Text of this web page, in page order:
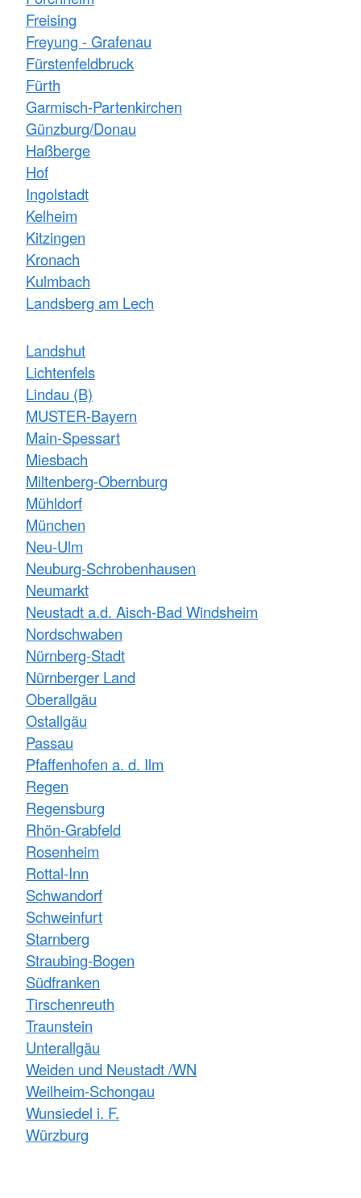
Freising
Freyung - Grafenau
Fürstenfeldbruck
Fürth
Garmisch-Partenkirchen
Günzburg/Donau
Haßberge
Hof
Ingolstadt
Kelheim
Kitzingen
Kronach
Kulmbach
Landsberg am Lech
Landshut
Lichtenfels
Lindau (B)
MUSTER-Bayern
Main-Spessart
Miesbach
Miltenberg-Obernburg
Mühldorf
München
Neu-Ulm
Neuburg-Schrobenhausen
Neumarkt
Neustadt a.d. Aisch-Bad Windsheim
Nordschwaben
Nürnberg-Stadt
Nürnberger Land
Oberallgäu
Ostallgäu
Passau
Pfaffenhofen a. d. Ilm
Regen
Regensburg
Rhön-Grabfeld
Rosenheim
Rottal-Inn
Schwandorf
Schweinfurt
Starnberg
Straubing-Bogen
Südfranken
Tirschenreuth
Traunstein
Unterallgäu
Weiden und Neustadt /WN
Weilheim-Schongau
Wunsiedel i. F.
Würzburg